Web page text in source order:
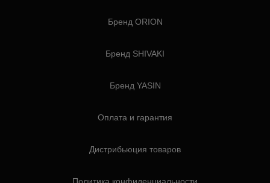
Бренд ORION
Бренд SHIVAKI
Бренд YASIN
Оплата и гарантия
Дистрибьюция товаров